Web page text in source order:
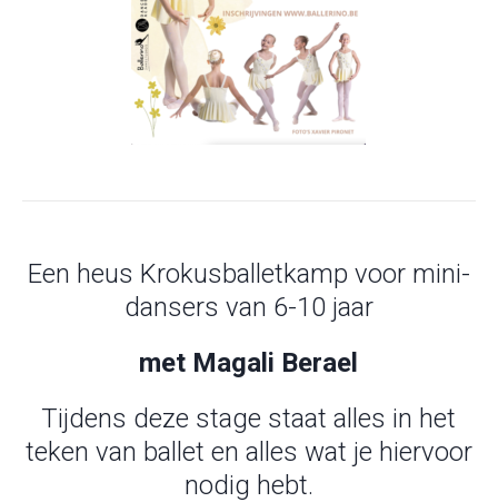
Een heus Krokusballetkamp voor mini-
dansers van 6-10 jaar
met Magali Berael
Tijdens deze stage staat alles in het
teken van ballet en alles wat je hiervoor
nodig hebt.